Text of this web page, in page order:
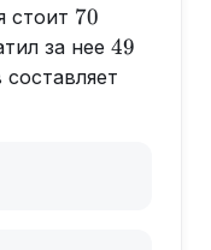
стоит 70
70
за нее 49
49